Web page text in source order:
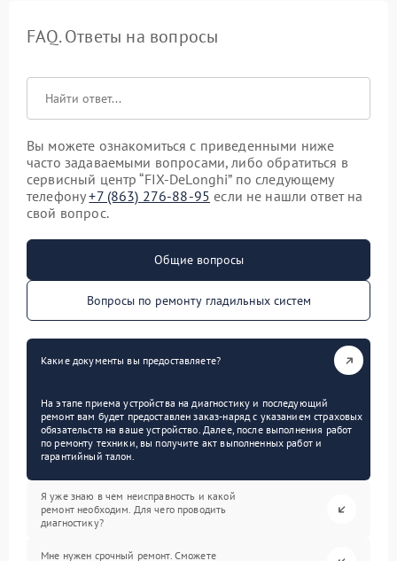
FAQ. Ответы на вопросы
Вы можете ознакомиться с приведенными ниже
часто задаваемыми вопросами, либо обратиться в
сервисный центр “FIX-DeLonghi” по следующему
телефону+7 (863) 276-88-95 если не нашли ответ на
свой вопрос.
Общие вопросы
Вопросы по ремонту гладильных систем
Какие документы вы предоставляете?
На этапе приема устройства на диагностику и последующий
ремонт вам будет предоставлен заказ-наряд с указанием страховых
обязательств на ваше устройство. Далее, после выполнения работ
по ремонту техники, вы получите акт выполненных работ и
гарантийный талон.
Я уже знаю в чем неисправность и какой
ремонт необходим. Для чего проводить
диагностику?
Мне нужен срочный ремонт. Сможете